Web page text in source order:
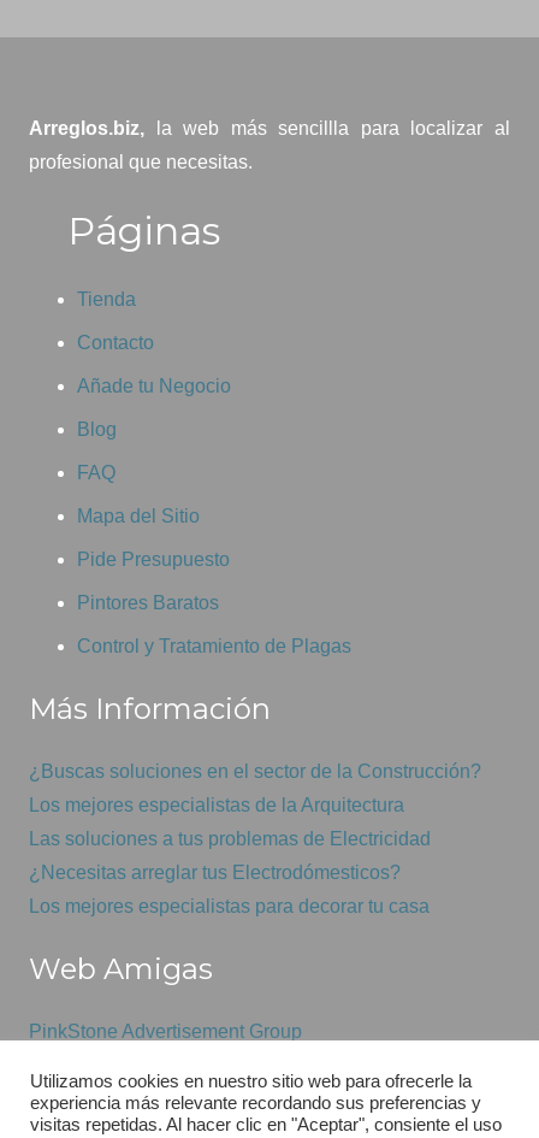
Arreglos.biz,
la web más sencillla para localizar al
profesional que necesitas.
Páginas
Tienda
Contacto
Añade tu Negocio
Blog
FAQ
Mapa del Sitio
Pide Presupuesto
Pintores Baratos
Control y Tratamiento de Plagas
Más Información
¿Buscas soluciones en el sector de la Construcción?
Los mejores especialistas de la Arquitectura
Las soluciones a tus problemas de Electricidad
¿Necesitas arreglar tus Electrodómesticos?
Los mejores especialistas para decorar tu casa
Web Amigas
PinkStone Advertisement Group
GSAS
Utilizamos cookies en nuestro sitio web para ofrecerle la
experiencia más relevante recordando sus preferencias y
visitas repetidas. Al hacer clic en "Aceptar", consiente el uso